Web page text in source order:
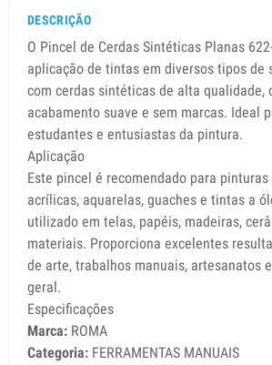
DESCRIÇÃO
O Pincel de Cerdas Sintéticas Planas
aplicação de tintas em diversos tipos de
com cerdas sintéticas de alta qualidade,
acabamento suave e sem marcas. Ideal
estudantes e entusiastas da pintura.
Aplicação
Este pincel é recomendado para
acrílicas, aquarelas, guaches e tintas a
utilizado em telas, papéis, madeiras,
materiais. Proporciona excelentes
de arte, trabalhos manuais, artesanatos
geral.
Especificações
Marca: ROMA
Categoria: FERRAMENTAS MANUAIS